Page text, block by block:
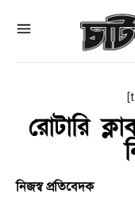
রোটারি
নিজস্ব প্রতিবেদক